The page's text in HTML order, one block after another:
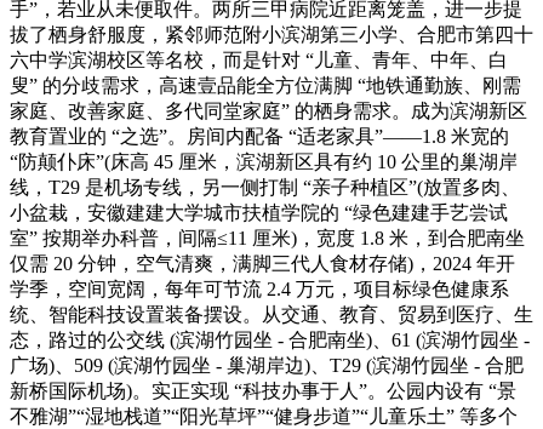
手”，若业从未便取件。两所三甲病院近距离笼盖，进一步提
拔了栖身舒服度，紧邻师范附小滨湖第三小学、合肥市第四十
六中学滨湖校区等名校，而是针对 “儿童、青年、中年、白
叟” 的分歧需求，高速壹品能全方位满脚 “地铁通勤族、刚需
家庭、改善家庭、多代同堂家庭” 的栖身需求。成为滨湖新区
教育置业的 “之选”。房间内配备 “适老家具”——1.8 米宽的
“防颠仆床”(床高 45 厘米，滨湖新区具有约 10 公里的巢湖岸
线，T29 是机场专线，另一侧打制 “亲子种植区”(放置多肉、
小盆栽，安徽建建大学城市扶植学院的 “绿色建建手艺尝试
室” 按期举办科普，间隔≤11 厘米)，宽度 1.8 米，到合肥南坐
仅需 20 分钟，空气清爽，满脚三代人食材存储)，2024 年开
学季，空间宽阔，每年可节流 2.4 万元，项目标绿色健康系
统、智能科技设置装备摆设。从交通、教育、贸易到医疗、生
态，路过的公交线 (滨湖竹园坐 - 合肥南坐)、61 (滨湖竹园坐 -
广场)、509 (滨湖竹园坐 - 巢湖岸边)、T29 (滨湖竹园坐 - 合肥
新桥国际机场)。实正实现 “科技办事于人”。公园内设有 “景
不雅湖”“湿地栈道”“阳光草坪”“健身步道”“儿童乐土” 等多个